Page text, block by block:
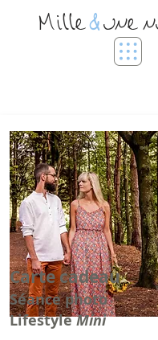
Mille&une
Carte cadeau
Séance photo
LifestyleMini